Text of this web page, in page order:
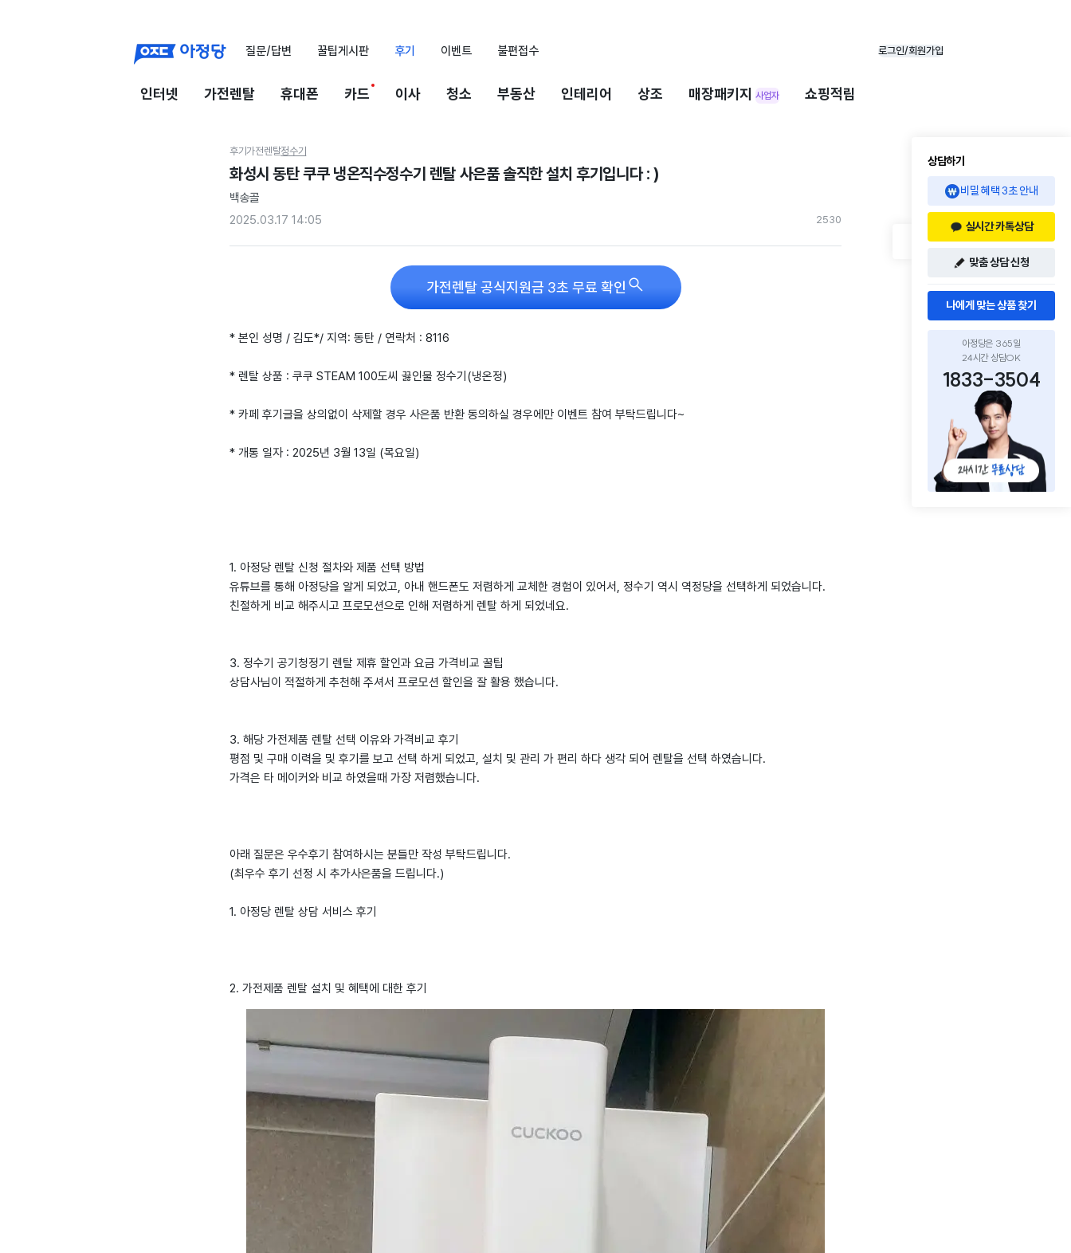
질문/답변 꿀팁게시판 후기 이벤트 불편접수 로그인/회원가입
인터넷 가전렌탈 휴대폰 카드 이사 청소 부동산 인테리어 상조 매장패키지 사업자 쇼핑적립
후기가전렌탈정수기
화성시 동탄 쿠쿠 냉온직수정수기 렌탈 사은품 솔직한 설치 후기입니다 : )
백송골
2025.03.17 14:05
2530
가전렌탈 공식지원금 3초 무료 확인 
* 본인 성명 / 김도*/ 지역: 동탄 / 연락처 : 8116
* 렌탈 상품 : 쿠쿠 STEAM 100도씨 끓인물 정수기(냉온정)
* 카페 후기글을 상의없이 삭제할 경우 사은품 반환 동의하실 경우에만 이벤트 참여 부탁드립니다~
* 개통 일자 : 2025년 3월 13일 (목요일)
1. 아정당 렌탈 신청 절차와 제품 선택 방법
유튜브를 통해 아정당을 알게 되었고, 아내 핸드폰도 저렴하게 교체한 경험이 있어서, 정수기 역시 역정당을 선택하게 되었습니다.
친절하게 비교 해주시고 프로모션으로 인해 저렴하게 렌탈 하게 되었네요.
3. 정수기 공기청정기 렌탈 제휴 할인과 요금 가격비교 꿀팁
상담사님이 적절하게 추천해 주셔서 프로모션 할인을 잘 활용 했습니다.
3. 해당 가전제품 렌탈 선택 이유와 가격비교 후기
평점 및 구매 이력을 및 후기를 보고 선택 하게 되었고, 설치 및 관리 가 편리 하다 생각 되어 렌탈을 선택 하였습니다.
가격은 타 메이커와 비교 하였을때 가장 저렴했습니다.
아래 질문은 우수후기 참여하시는 분들만 작성 부탁드립니다.
(최우수 후기 선정 시 추가사은품을 드립니다.)
1. 아정당 렌탈 상담 서비스 후기
2. 가전제품 렌탈 설치 및 혜택에 대한 후기
상담하기
비밀 혜택 3초 안내
실시간 카톡상담
맞춤 상담 신청
나에게 맞는 상품 찾기
아정당은 365일
24시간 상담OK
1833-3504